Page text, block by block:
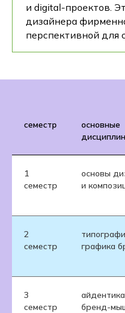
и digital-проектов.
дизайнера
перспективной для
семестр
основные
1
семестр
основы
и
2
семестр
графика
3
семестр
бренд-